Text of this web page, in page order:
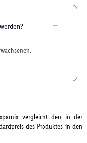
vergleicht den in der
des Produktes in den